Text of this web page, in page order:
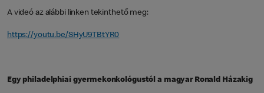
A videó az alábbi linken tekinthető meg:
https://youtu.be/SHyU9TBtYR0
Egy philadelphiai gyermekonkológustól a magyar Ronald Házakig